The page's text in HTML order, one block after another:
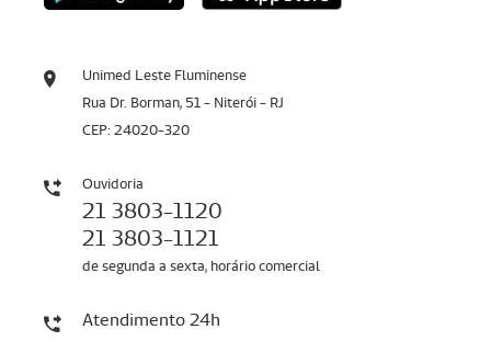
Unimed Leste Fluminense
Rua Dr. Borman, 51 - Niterói - RJ
CEP: 24020-320
Ouvidoria
21 3803-1120
21 3803-1121
de segunda a sexta, horário comercial
Atendimento 24h